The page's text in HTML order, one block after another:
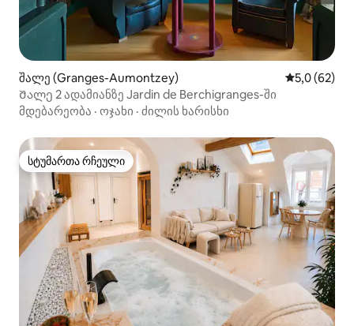
შალე (Granges-Aumontzey) საშუალო
5,0 (62)
Შალე 2 ადამიანზე Jardin de Berchigranges-ში
მდებარეობა · ოჯახი · ძილის ხარისხი
სტუმართა რჩეული
სტუმართა რჩეული